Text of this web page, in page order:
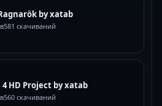
by xatab
581 скачиваний
4 HD Project by xatab
560 скачиваний